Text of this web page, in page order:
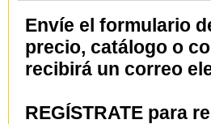
Envíe el formulario
precio, catálogo o
recibirá un correo
REGÍSTRATE para